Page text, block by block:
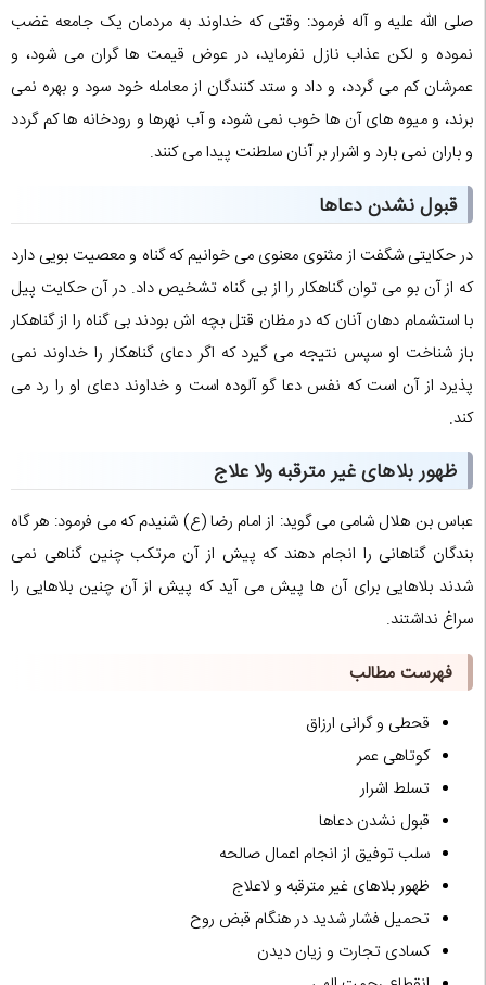
صلی الله علیه و آله فرمود: وقتی که خداوند به مردمان یک جامعه غضب
نموده و لکن عذاب نازل نفرماید، در عوض قیمت ها گران می شود، و
عمرشان کم می گردد، و داد و ستد کنندگان از معامله خود سود و بهره نمی
برند، و میوه های آن ها خوب نمی شود، و آب نهرها و رودخانه ها کم گردد
و باران نمی بارد و اشرار بر آنان سلطنت پیدا می کنند.
قبول نشدن دعاها
در حکایتی شگفت از مثنوی معنوی می خوانیم که گناه و معصیت بویی دارد
که از آن بو می توان گناهکار را از بی گناه تشخیص داد. در آن حکایت پیل
با استشمام دهان آنان که در مظان قتل بچه اش بودند بی گناه را از گناهکار
باز شناخت او سپس نتیجه می گیرد که اگر دعای گناهکار را خداوند نمی
پذیرد از آن است که نفس دعا گو آلوده است و خداوند دعای او را رد می
کند.
ظهور بلاهای غیر مترقبه ولا علاج
عباس بن هلال شامی می گوید: از امام رضا (ع) شنیدم که می فرمود: هر گاه
بندگان گناهانی را انجام دهند که پیش از آن مرتکب چنین گناهی نمی
شدند بلاهایی برای آن ها پیش می آید که پیش از آن چنین بلاهایی را
سراغ نداشتند.
فهرست مطالب
قحطی و گرانی ارزاق
کوتاهی عمر
تسلط اشرار
قبول نشدن دعاها
سلب توفیق از انجام اعمال صالحه
ظهور بلاهای غیر مترقبه و لاعلاج
تحمیل فشار شدید در هنگام قبض روح
کسادی تجارت و زیان دیدن